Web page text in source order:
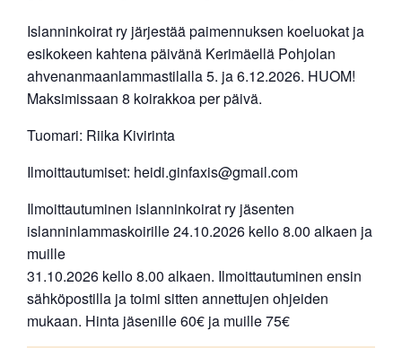
Islanninkoirat ry järjestää paimennuksen koeluokat ja
esikokeen kahtena päivänä Kerimäellä Pohjolan
ahvenanmaanlammastilalla 5. ja 6.12.2026. HUOM!
Maksimissaan 8 koirakkoa per päivä.
Tuomari: Riika Kivirinta
Ilmoittautumiset: heidi.ginfaxis@gmail.com
Ilmoittautuminen islanninkoirat ry jäsenten
islanninlammaskoirille 24.10.2026 kello 8.00 alkaen ja
muille
31.10.2026 kello 8.00 alkaen. Ilmoittautuminen ensin
sähköpostilla ja toimi sitten annettujen ohjeiden
mukaan. Hinta jäsenille 60€ ja muille 75€